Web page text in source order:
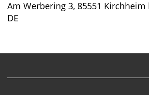
Am Werbering 3, 85551
DE